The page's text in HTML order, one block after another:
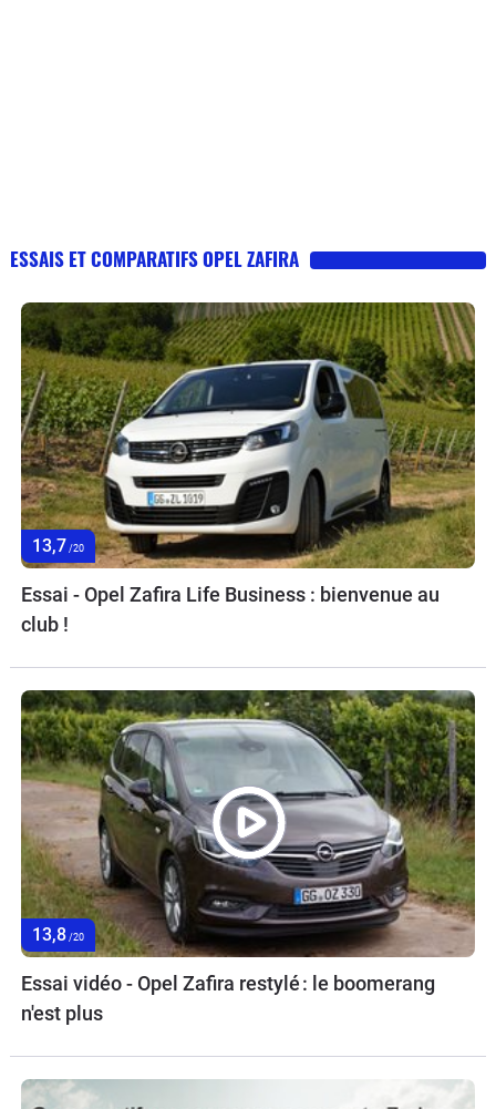
ESSAIS ET COMPARATIFS OPEL ZAFIRA
13,7 /20
Essai - Opel Zafira Life Business : bienvenue au
club !
13,8 /20
Essai vidéo - Opel Zafira restylé : le boomerang
n'est plus